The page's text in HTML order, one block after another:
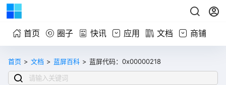
首页 圈子 快讯 应用 文档 商铺
首页 > 文档 > 蓝屏百科 > 蓝屏代码：0x00000218